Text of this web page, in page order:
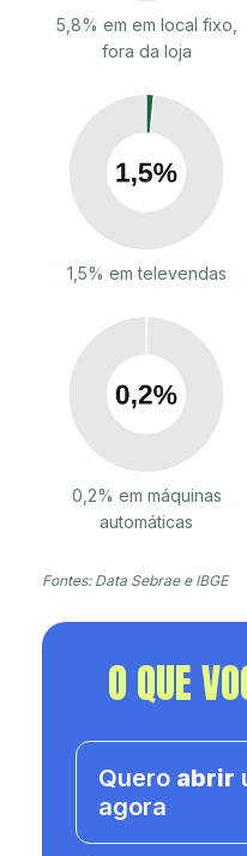
5,8% em em local fixo,
fora da loja
1,5% em televendas
0,2% em máquinas
automáticas
Fontes: Data Sebrae e IBGE
O QUE
Quero abrir
agora